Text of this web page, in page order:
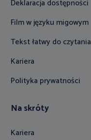
Deklaracja dostępności
Film w języku migowym
Tekst łatwy do czytania
Kariera
Polityka prywatności
Na skróty
Kariera